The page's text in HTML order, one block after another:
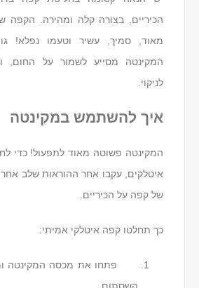
הכיריים, בצורה קלה ומהירה. הקפה
מאוד, סמיך, עשיר וטעמו נפלא!
המקינטה מסייע לשמור על החום,
לניקוי.
איך להשתמש במקינטה
המקינטה פשוטה מאוד לתפעול! כדי
איטלקים, עקבו אחר ההוראות שלב
של קפה על הכיריים.
כך תחלטו קפה איטלקי אמיתי:
פתחו את מכסה המקינטה
השסתום.